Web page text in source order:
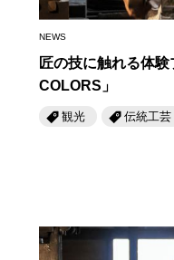
恋するジ
せとう
カテゴリー・タグ
第16回
第10回 岡山・備後の
ス
ふるさとお
NEWS
匠の技に触れる体
COLORS」
観光 伝統工芸